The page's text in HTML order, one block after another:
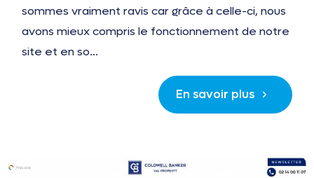
sommes vraiment ravis car grâce à celle-ci, nous
avons mieux compris le fonctionnement de notre
site et en so...
En savoir plus